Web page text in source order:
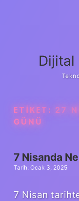
Dijital
ETIKET: 27
GÜNÜ
7 Nisanda
Tarih: Ocak 3, 2025
7 Nisan